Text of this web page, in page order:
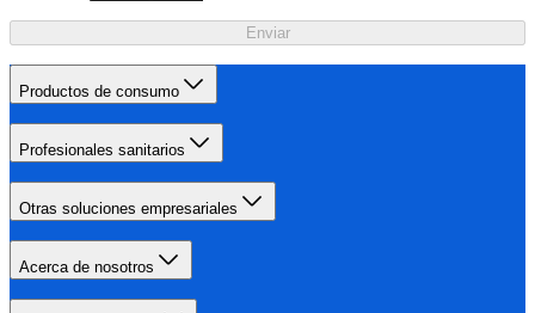
Enviar
Productos de consumo
Profesionales sanitarios
Otras soluciones empresariales
Acerca de nosotros